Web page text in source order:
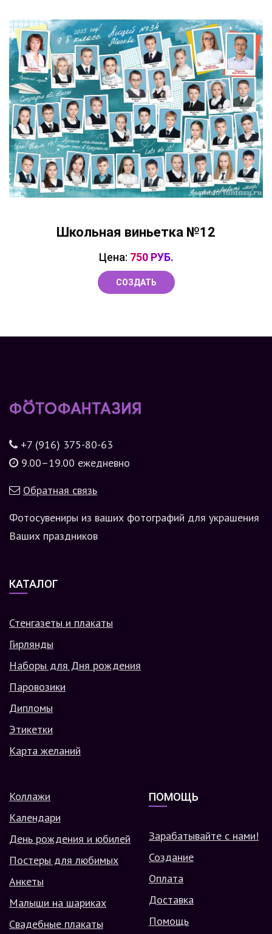
Школьная виньетка №12
Цена: 750 РУБ.
СОЗДАТЬ
+7 (916) 375-80-63
9.00–19.00 ежедневно
Обратная связь
Фотосувениры из ваших фотографий для украшения
Ваших праздников
КАТАЛОГ
Стенгазеты и плакаты
Гирлянды
Наборы для Дня рождения
Паровозики
Дипломы
Этикетки
Карта желаний
Коллажи
Календари
День рождения и юбилей
Постеры для любимых
Анкеты
Малыши на шариках
Свадебные плакаты
ПОМОЩЬ
Зарабатывайте с нами!
Создание
Оплата
Доставка
Помощь